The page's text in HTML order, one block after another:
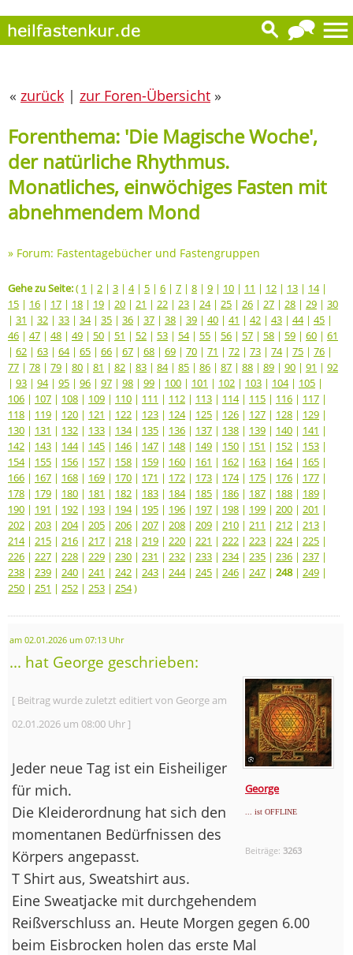
« zurück | zur Foren-Übersicht »
Forenthema: 'Die Magische Woche',
der natürliche Rhythmus.
Monatliches, einwöchiges Fasten mit
abnehmendem Mond
» Forum: Fastentagebücher und Fastengruppen
Gehe zu Seite:( 1 | 2 | 3 | 4| 5 | 6 | 7 | 8 | 9 | 10 | 11 | 12 | 13 | 14|
15 | 16 | 17 | 18 | 19 | 20 | 21 | 22 | 23 | 24| 25 | 26 | 27 | 28 | 29 | 30
| 31 | 32 | 33 | 34| 35 | 36 | 37 | 38 | 39 | 40 | 41 | 42 | 43 | 44| 45 |
46 | 47 | 48 | 49 | 50 | 51 | 52 | 53 | 54| 55 | 56 | 57 | 58 | 59 | 60 | 61
| 62 | 63 | 64| 65 | 66 | 67 | 68 | 69 | 70 | 71 | 72 | 73 | 74| 75 | 76 |
77 | 78 | 79 | 80 | 81 | 82 | 83 | 84| 85 | 86 | 87 | 88 | 89 | 90 | 91 | 92
| 93 | 94| 95 | 96 | 97 | 98 | 99 | 100 | 101 | 102 | 103 | 104| 105 |
106 | 107 | 108 | 109 | 110 | 111 | 112 | 113 | 114| 115 | 116 | 117 |
118 | 119 | 120 | 121 | 122 | 123 | 124| 125 | 126 | 127 | 128 | 129 |
130 | 131 | 132 | 133 | 134| 135 | 136 | 137 | 138 | 139 | 140 | 141 |
142 | 143 | 144| 145 | 146 | 147 | 148 | 149 | 150 | 151 | 152 | 153 |
154| 155 | 156 | 157 | 158 | 159 | 160 | 161 | 162 | 163 | 164| 165 |
166 | 167 | 168 | 169 | 170 | 171 | 172 | 173 | 174| 175 | 176 | 177 |
178 | 179 | 180 | 181 | 182 | 183 | 184| 185 | 186 | 187 | 188 | 189 |
190 | 191 | 192 | 193 | 194| 195 | 196 | 197 | 198 | 199 | 200 | 201 |
202 | 203 | 204| 205 | 206 | 207 | 208 | 209 | 210 | 211 | 212 | 213 |
214| 215 | 216 | 217 | 218 | 219 | 220 | 221 | 222 | 223 | 224| 225 |
226 | 227 | 228 | 229 | 230 | 231 | 232 | 233 | 234| 235 | 236 | 237 |
238 | 239 | 240 | 241 | 242 | 243 | 244| 245 | 246 | 247 | 248| 249 |
250 | 251 | 252 | 253 | 254)
am 02.01.2026 um 07:13 Uhr
... hat George geschrieben:
George
... ist OFFLINE
Beiträge:3263
[ Beitrag wurde zuletzt editiert von George am
02.01.2026 um 08:00 Uhr ]
Jeder neue Tag ist ein Eisheiliger
für mich.
Die Kleiderordnung hat sich den
momentanen Bedürfnissen des
Körpers angepasst.
T Shirt aus, Sweatshirt aus.
Eine Sweatjacke mit durchgehendem
Reißverschluss an. Heute Morgen gegen 6.00
beim Eisbrocken holen das erste Mal